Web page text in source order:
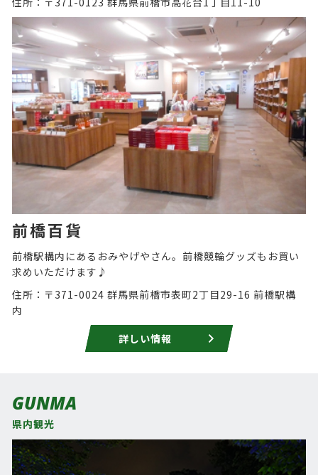
前橋百貨
前橋駅構内にあるおみやげやさん。前橋競輪グッズもお買い
求めいただけます♪
住所：〒371-0024 群馬県前橋市表町2丁目29-16 前橋駅構
内
詳しい情報
GUNMA
県内観光